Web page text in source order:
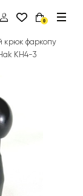
0
крюк фаркопу
KH4-3